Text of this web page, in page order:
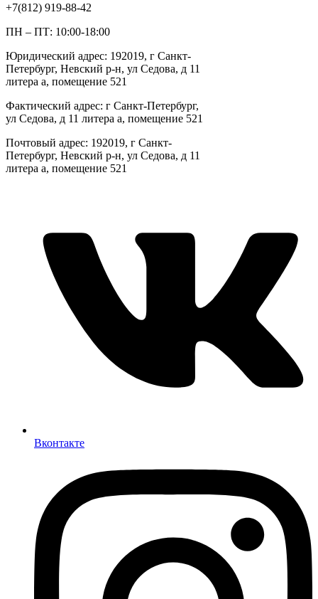
+7(812) 919-88-42
ПН – ПТ: 10:00-18:00
Юридический адрес: 192019, г Санкт-
Петербург, Невский р-н, ул Седова, д 11
литера а, помещение 521
Фактический адрес: г Санкт-Петербург,
ул Седова, д 11 литера а, помещение 521
Почтовый адрес: 192019, г Санкт-
Петербург, Невский р-н, ул Седова, д 11
литера а, помещение 521
Вконтакте